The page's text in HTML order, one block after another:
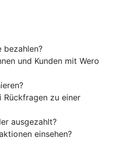
bezahlen?
und Kunden mit Wero
Rückfragen zu einer
ausgezahlt?
einsehen?